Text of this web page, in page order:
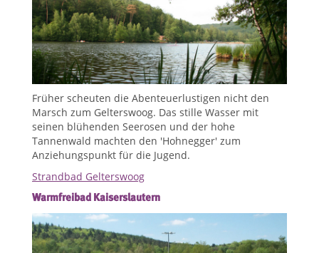
Früher scheuten die Abenteuerlustigen nicht den
Marsch zum Gelterswoog. Das stille Wasser mit
seinen blühenden Seerosen und der hohe
Tannenwald machten den 'Hohnegger' zum
Anziehungspunkt für die Jugend.
Strandbad Gelterswoog
Warmfreibad Kaiserslautern